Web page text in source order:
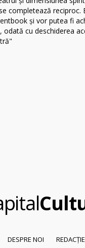
DESPRE NOI REDACȚIE